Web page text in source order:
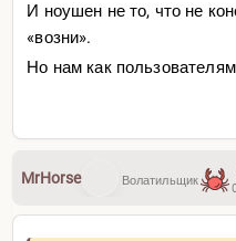
И ноушен не то, что не
«возни».
Но нам как
MrHorse Волатильщик